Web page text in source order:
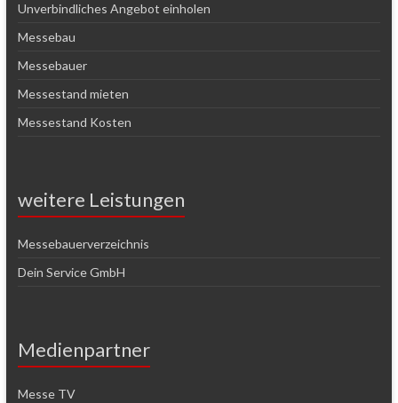
Unverbindliches Angebot einholen
Messebau
Messebauer
Messestand mieten
Messestand Kosten
weitere Leistungen
Messebauerverzeichnis
Dein Service GmbH
Medienpartner
Messe TV